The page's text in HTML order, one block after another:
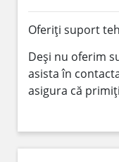
Oferiți suport
Deși nu oferim
asista în
asigura că